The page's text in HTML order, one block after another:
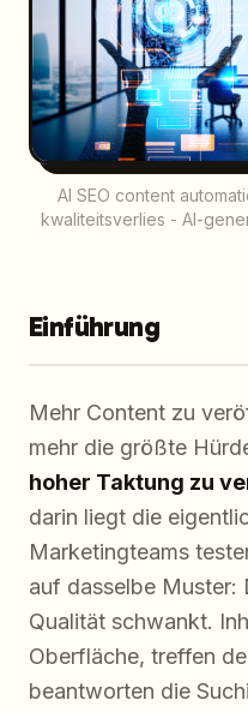
AI SEO content
kwaliteitsverlies - AI-
Einführung
Mehr Content zu
mehr die größte
hoher Taktung zu
darin liegt die
Marketingteams
auf dasselbe Muster:
Qualität schwankt.
Oberfläche, treffen
beantworten die